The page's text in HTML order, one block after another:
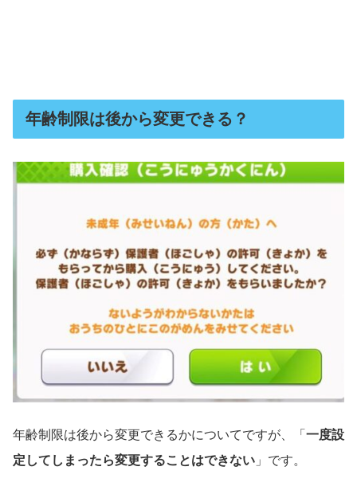
年齢制限は後から変更できる？
年齢制限は後から変更できるかについてですが、「 一度設
定してしまったら変更することはできない 」です。